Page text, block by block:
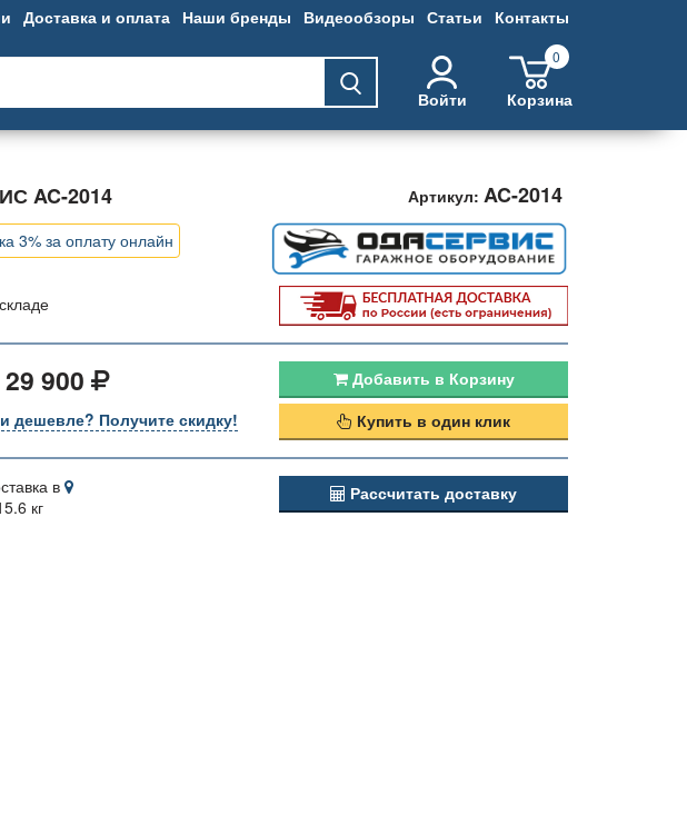
Доставка и оплата Наши бренды Видеообзоры Статьи Контакты
Войти
0
Корзина
AC-2014 Артикул: AC-2014
3% за оплату онлайн
29 900
дешевле? Получите скидку!
Добавить в Корзину
Купить в один клик
в
кг
Рассчитать доставку